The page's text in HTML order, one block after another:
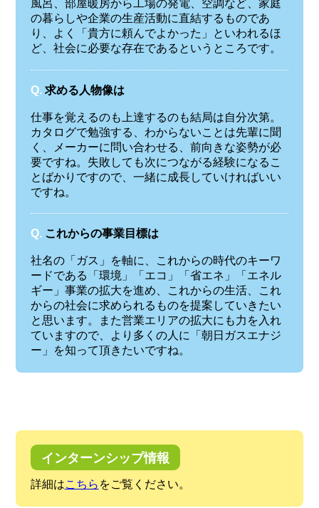
風呂、部屋暖房から工場の発電、空調など、家庭
の暮らしや企業の生産活動に直結するものであ
り、よく「貴方に頼んでよかった」といわれるほ
ど、社会に必要な存在であるというところです。
Q. 求める人物像は
仕事を覚えるのも上達するのも結局は自分次第。
カタログで勉強する、わからないことは先輩に聞
く、メーカーに問い合わせる、前向きな姿勢が必
要ですね。失敗しても次につながる経験になるこ
とばかりですので、一緒に成長していければいい
ですね。
Q. これからの事業目標は
社名の「ガス」を軸に、これからの時代のキーワ
ードである「環境」「エコ」「省エネ」「エネル
ギー」事業の拡大を進め、これからの生活、これ
からの社会に求められるものを提案していきたい
と思います。また営業エリアの拡大にも力を入れ
ていますので、より多くの人に「朝日ガスエナジ
ー」を知って頂きたいですね。
インターンシップ情報
詳細はこちら をご覧ください。